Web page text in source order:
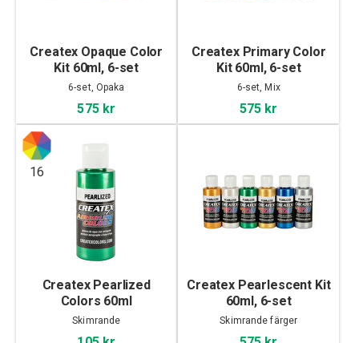
Createx Opaque Color
Kit 60ml, 6-set
6-set, Opaka
575 kr
Createx Primary Color
Kit 60ml, 6-set
6-set, Mix
575 kr
16
Createx Pearlized
Colors 60ml
Skimrande
Createx Pearlescent Kit
60ml, 6-set
Skimrande färger